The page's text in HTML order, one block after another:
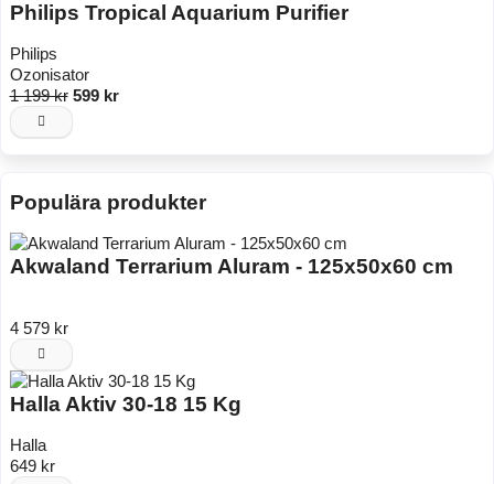
Philips Tropical Aquarium Purifier
Philips
Ozonisator
1 199 kr 599 kr
Populära produkter
Akwaland Terrarium Aluram - 125x50x60 cm
4 579 kr
Halla Aktiv 30-18 15 Kg
Halla
649 kr